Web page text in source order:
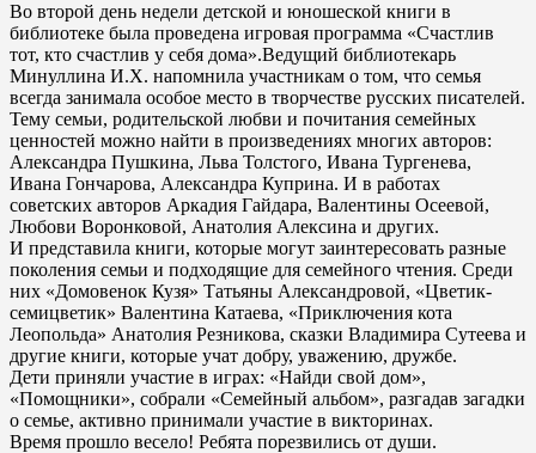
Во второй день недели детской и юношеской книги в
библиотеке была проведена игровая программа «Счастлив
тот, кто счастлив у себя дома».Ведущий библиотекарь
Минуллина И.Х. напомнила участникам о том, что семья
всегда занимала особое место в творчестве русских писателей.
Тему семьи, родительской любви и почитания семейных
ценностей можно найти в произведениях многих авторов:
Александра Пушкина, Льва Толстого, Ивана Тургенева,
Ивана Гончарова, Александра Куприна. И в работах
советских авторов Аркадия Гайдара, Валентины Осеевой,
Любови Воронковой, Анатолия Алексина и других.
И представила книги, которые могут заинтересовать разные
поколения семьи и подходящие для семейного чтения. Среди
них «Домовенок Кузя» Татьяны Александровой, «Цветик-
семицветик» Валентина Катаева, «Приключения кота
Леопольда» Анатолия Резникова, сказки Владимира Сутеева и
другие книги, которые учат добру, уважению, дружбе.
Дети приняли участие в играх: «Найди свой дом»,
«Помощники», собрали «Семейный альбом», разгадав загадки
о семье, активно принимали участие в викторинах.
Время прошло весело! Ребята порезвились от души.